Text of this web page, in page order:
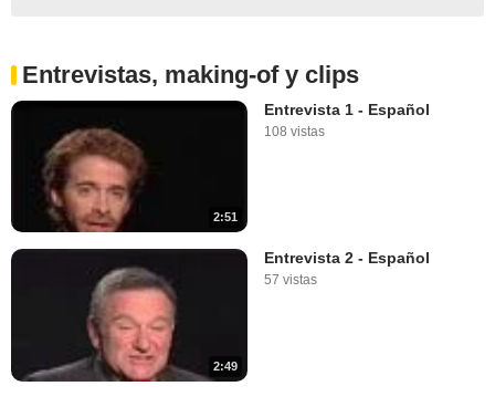
Entrevistas, making-of y clips
2:51
Entrevista 1 - Español
108 vistas
2:49
Entrevista 2 - Español
57 vistas